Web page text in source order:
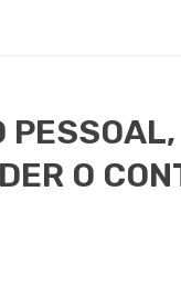
PESSOAL,
O